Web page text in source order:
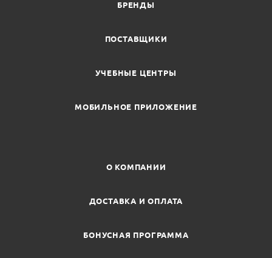
БРЕНДЫ
ПОСТАВЩИКИ
УЧЕБНЫЕ ЦЕНТРЫ
МОБИЛЬНОЕ ПРИЛОЖЕНИЕ
О КОМПАНИИ
ДОСТАВКА И ОПЛАТА
БОНУСНАЯ ПРОГРАММА